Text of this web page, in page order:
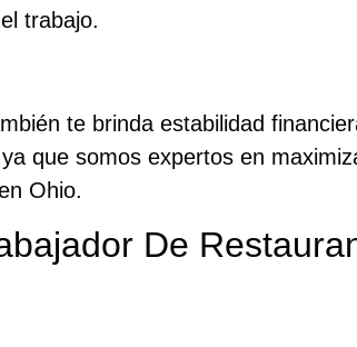
trabajo.
te brinda estabilidad
que somos expertos en
Ohio.
De